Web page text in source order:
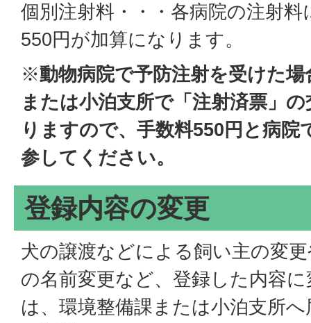
個別注射料・・・各病院の注射料
550円が加算になります。
※動物病院で予防注射を受けた
または小泊支所で「注射済票」
りますので、手数料550円と病院
参してください。
登録内容の変更
犬の譲渡などによる飼い主の変
の名前変更など、登録した内容
は、環境整備課または小泊支所